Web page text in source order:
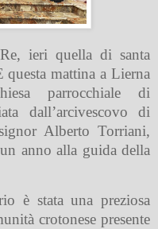
ieri quella di santa
mattina a Lierna
parrocchiale di
dall’arcivescovo di
Alberto Torriani,
anno alla guida della
è stata una preziosa
crotonese presente